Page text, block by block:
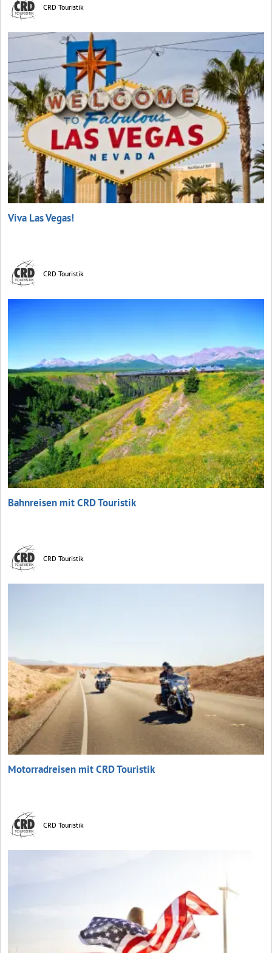
CRD Touristik
Viva Las Vegas!
CRD Touristik
Bahnreisen mit CRD Touristik
CRD Touristik
Motorradreisen mit CRD Touristik
CRD Touristik